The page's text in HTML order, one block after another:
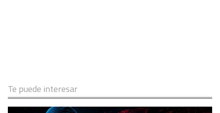
Te puede interesar